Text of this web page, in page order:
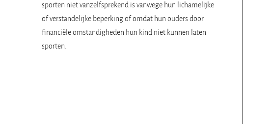
sporten niet vanzelfsprekend is vanwege hun lichamelijke
of verstandelijke beperking of omdat hun ouders door
financiële omstandigheden hun kind niet kunnen laten
sporten.